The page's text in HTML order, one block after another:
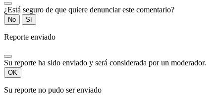
¿Está seguro de que quiere denunciar este comentario?
No Sí
Reporte enviado
Su reporte ha sido enviado y será considerada por un moderador.
OK
Su reporte no pudo ser enviado